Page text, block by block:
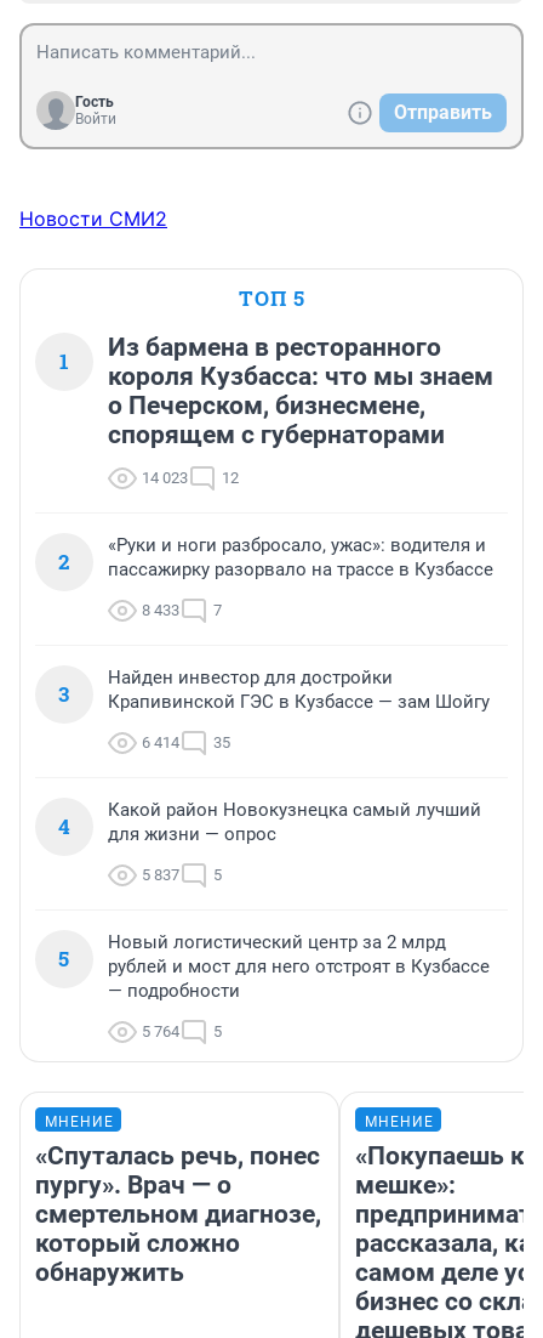
Гость
Войти
Отправить
Новости СМИ2
ТОП 5
1
Из бармена в ресторанного
короля Кузбасса: что мы знаем
о Печерском, бизнесмене,
спорящем с губернаторами
14 023 12
2
«Руки и ноги разбросало, ужас»: водителя и
пассажирку разорвало на трассе в Кузбассе
8 433 7
3
Найден инвестор для достройки
Крапивинской ГЭС в Кузбассе — зам Шойгу
6 414 35
4
Какой район Новокузнецка самый лучший
для жизни — опрос
5 837 5
5
Новый логистический центр за 2 млрд
рублей и мост для него отстроят в Кузбассе
— подробности
5 764 5
МНЕНИЕ
«Спуталась речь, понес
пургу». Врач — о
смертельном диагнозе,
который сложно
обнаружить
МНЕНИЕ
«Покупаешь
мешке»:
рассказала,
самом деле
бизнес со
дешевых